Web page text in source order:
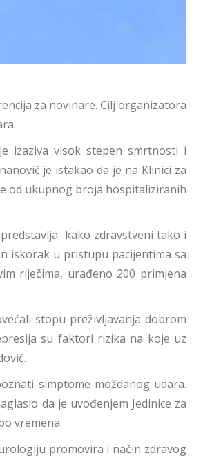
za novinare. Cilj organizatora
izaziva visok stepen smrtnosti i
je istakao da je na Klinici za
od ukupnog broja hospitaliziranih
kako zdravstveni tako i
iskorak u pristupu pacijentima sa
riječima, urađeno 200 primjena
stopu preživljavanja dobrom
su faktori rizika na koje uz
simptome moždanog udara.
da je uvođenjem Jedinice za
vremena.
promovira i način zdravog